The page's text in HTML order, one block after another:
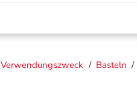
Verwendungszweck / Basteln /